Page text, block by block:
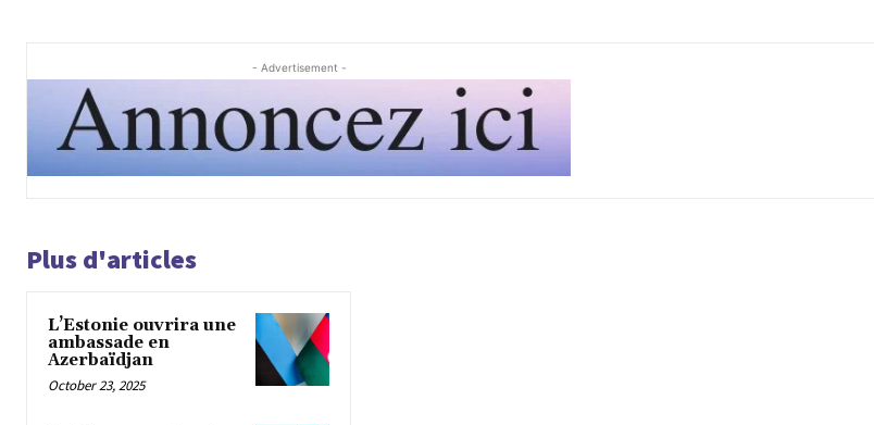
- Advertisement -
Plus d'articles
L’Estonie ouvrira une
ambassade en
Azerbaïdjan
October 23, 2025